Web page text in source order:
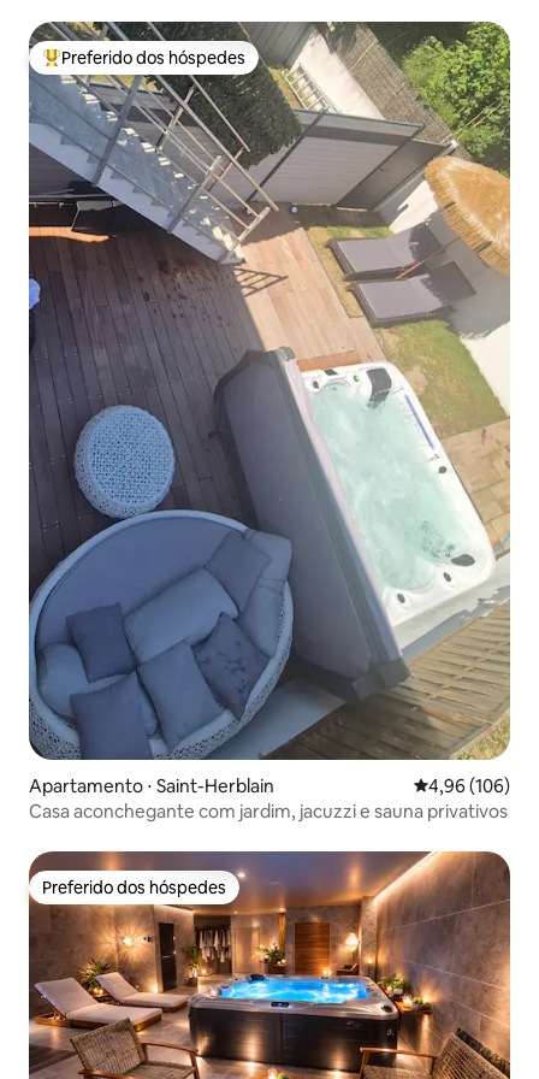
Entre os melhores preferidos dos hóspedes
Preferido dos hóspedes
Apartamento ⋅ Saint-Herblain 4,96 de uma
4,96 (106)
Casa aconchegante com jardim, jacuzzi e sauna privativos
Preferido dos hóspedes
Preferido dos hóspedes